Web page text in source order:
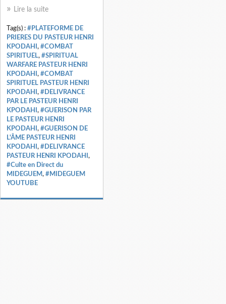
Lire la suite
Tag(s) : #PLATEFORME DE
PRIERES DU PASTEUR HENRI
KPODAHI , #COMBAT
SPIRITUEL, #SPIRITUAL
WARFARE PASTEUR HENRI
KPODAHI , #COMBAT
SPIRITUEL PASTEUR HENRI
KPODAHI , #DELIVRANCE
PAR LE PASTEUR HENRI
KPODAHI , #GUERISON PAR
LE PASTEUR HENRI
KPODAHI , #GUERISON DE
L'ÂME PASTEUR HENRI
KPODAHI , #DELIVRANCE
PASTEUR HENRI KPODAHI ,
#Culte en Direct du
MIDEGUEM, #MIDEGUEM
YOUTUBE